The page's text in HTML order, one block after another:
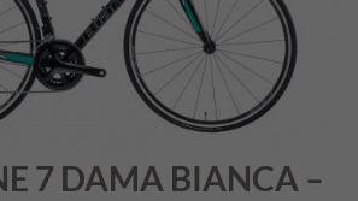
7 DAMA BIANCA –